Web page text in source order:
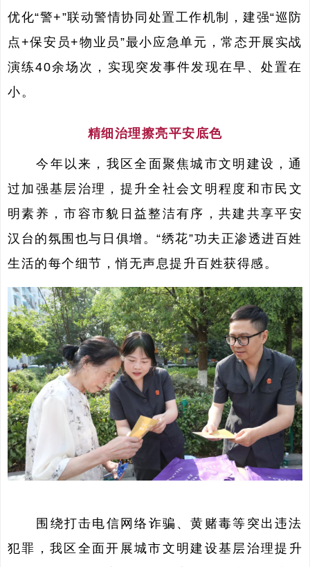
优化“警+”联动警情协同处置工作机制，建强“巡防
点+保安员+物业员”最小应急单元，常态开展实战
演练40余场次，实现突发事件发现在早、处置在
小。
精细治理擦亮平安底色
今年以来，我区全面聚焦城市文明建设，通
过加强基层治理，提升全社会文明程度和市民文
明素养，市容市貌日益整洁有序，共建共享平安
汉台的氛围也与日俱增。“绣花”功夫正渗透进百姓
生活的每个细节，悄无声息提升百姓获得感。
围绕打击电信网络诈骗、黄赌毒等突出违法
犯罪，我区全面开展城市文明建设基层治理提升